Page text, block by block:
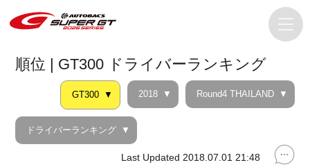
順位 | GT300 ドライバーランキング
GT300 2018 Round4 THAILAND
ドライバーランキング
Last Updated 2018.07.01 21:48